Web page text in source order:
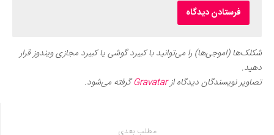
شکلک‌ها (اموجی‌ها) را می‌توانید با کیبرد گوشی یا کیبرد مجازی ویندوز قرار
دهید.
تصاویر نویسندگان دیدگاه ازGravatarگرفته می‌شود.
مطلب بعدی